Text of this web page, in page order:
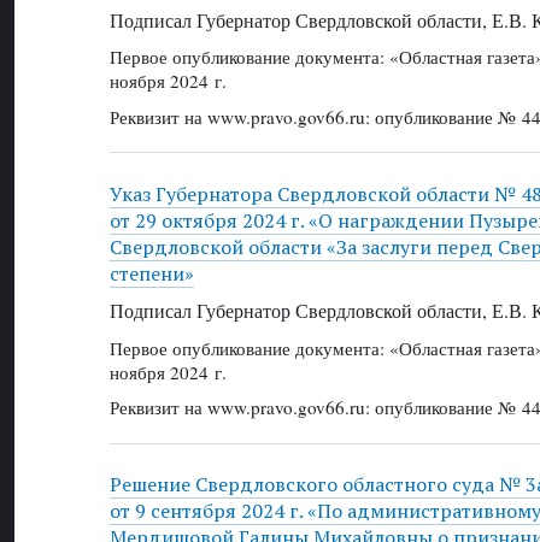
Подписал Губернатор Свердловской области, Е.В.
Первое опубликование документа: «Областная
ноября 2024 г.
Реквизит на www.pravo.gov66.ru: опубликование №
Указ Губернатора Свердловской области №
от 29 октября 2024 г. «О награждении
Свердловской области «За заслуги перед
степени»
Подписал Губернатор Свердловской области, Е.В.
Первое опубликование документа: «Областная
ноября 2024 г.
Реквизит на www.pravo.gov66.ru: опубликование №
Решение Свердловского областного суда №
от 9 сентября 2024 г. «По